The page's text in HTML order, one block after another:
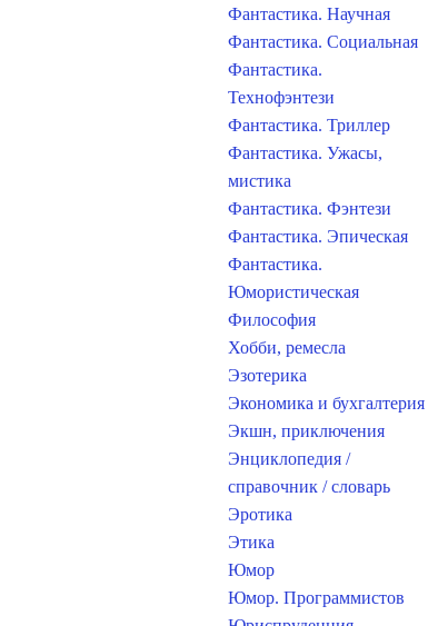
Фантастика. Научная
Фантастика. Социальная
Фантастика.
Технофэнтези
Фантастика. Триллер
Фантастика. Ужасы,
мистика
Фантастика. Фэнтези
Фантастика. Эпическая
Фантастика.
Юмористическая
Философия
Хобби, ремесла
Эзотерика
Экономика и бухгалтерия
Экшн, приключения
Энциклопедия /
справочник / словарь
Эротика
Этика
Юмор
Юмор. Программистов